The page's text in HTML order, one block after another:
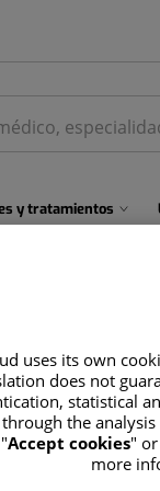
y tratamientos
de Europa, 26
Pozuelo de
uses its own
does not
statistical
the
Accept cookies" or
more